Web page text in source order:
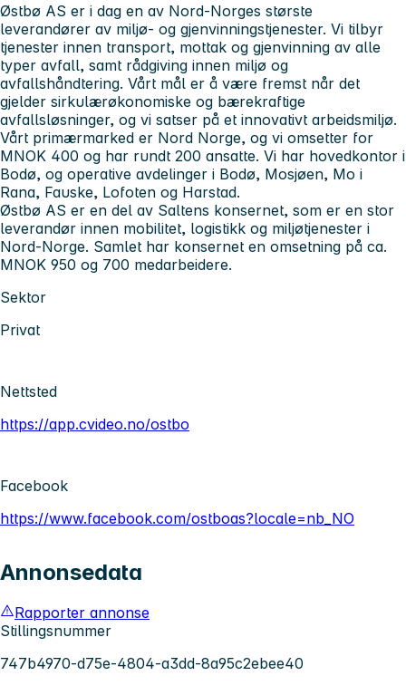
Østbø AS er i dag en av Nord-Norges største
leverandører av miljø- og gjenvinningstjenester. Vi tilbyr
tjenester innen transport, mottak og gjenvinning av alle
typer avfall, samt rådgiving innen miljø og
avfallshåndtering. Vårt mål er å være fremst når det
gjelder sirkulærøkonomiske og bærekraftige
avfallsløsninger, og vi satser på et innovativt arbeidsmiljø.
Vårt primærmarked er Nord Norge, og vi omsetter for
MNOK 400 og har rundt 200 ansatte. Vi har hovedkontor i
Bodø, og operative avdelinger i Bodø, Mosjøen, Mo i
Rana, Fauske, Lofoten og Harstad.
Østbø AS er en del av Saltens konsernet, som er en stor
leverandør innen mobilitet, logistikk og miljøtjenester i
Nord-Norge. Samlet har konsernet en omsetning på ca.
MNOK 950 og 700 medarbeidere.
Sektor
Privat
Nettsted
https://app.cvideo.no/ostbo
Facebook
https://www.facebook.com/ostboas?locale=nb_NO
Annonsedata
Rapporter annonse
Stillingsnummer
747b4970-d75e-4804-a3dd-8a95c2ebee40